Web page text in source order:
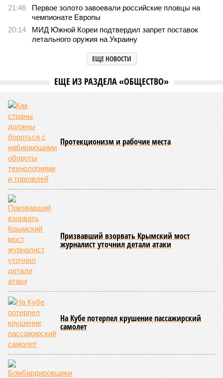
21:46
Первое золото завоевали российские пловцы на
чемпионате Европы
20:14
МИД Южной Кореи подтвердил запрет поставок
летального оружия на Украину
ЕЩЕ НОВОСТИ
ЕЩЕ ИЗ РАЗДЕЛА «ОБЩЕСТВО»
Протекционизм и рабочие места
Призвавший взорвать Крымский мост
журналист уточнил детали атаки
На Кубе потерпел крушение пассажирский
самолет